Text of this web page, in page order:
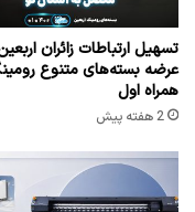
تسهیل ارتباطات زائران
عرضه بسته‌های متنوع
همراه اول
2 هفته پیش